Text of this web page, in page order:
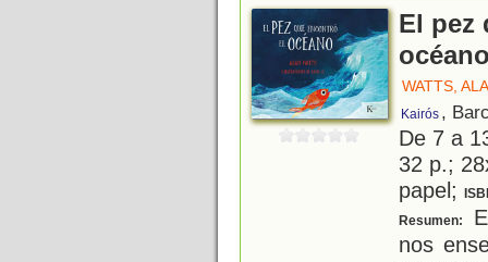
El pez
WATTS,
Kairós ,
De 7 a
32 p.;
papel;
Resumen:
nos